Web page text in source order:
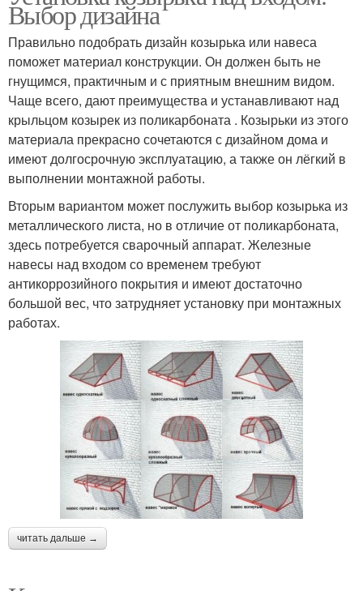
Выбор дизайна
Правильно подобрать дизайн козырька или навеса
поможет материал конструкции. Он должен быть не
гнущимся, практичным и с приятным внешним видом.
Чаще всего, дают преимущества и устанавливают над
крыльцом козырек из поликарбоната . Козырьки из этого
материала прекрасно сочетаются с дизайном дома и
имеют долгосрочную эксплуатацию, а также он лёгкий в
выполнении монтажной работы.
Вторым вариантом может послужить выбор козырька из
металлического листа, но в отличие от поликарбоната,
здесь потребуется сварочный аппарат. Железные
навесы над входом со временем требуют
антикоррозийного покрытия и имеют достаточно
большой вес, что затрудняет установку при монтажных
работах.
читать дальше →